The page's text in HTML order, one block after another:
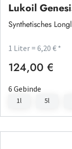
Lukoil
Synthetisches
1 Liter = 6,20 € *
Regulärer Preis:
124,00 €
6 Gebinde
1l 5l